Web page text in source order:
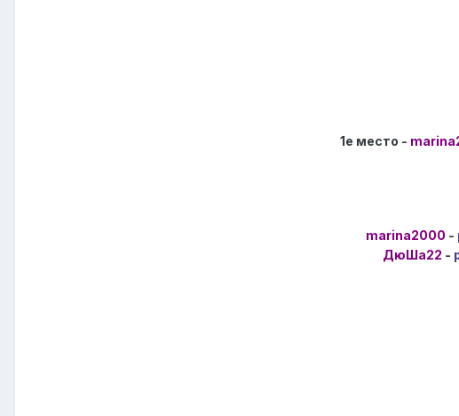
1е место -
marina2000 -
ДюШа22 -